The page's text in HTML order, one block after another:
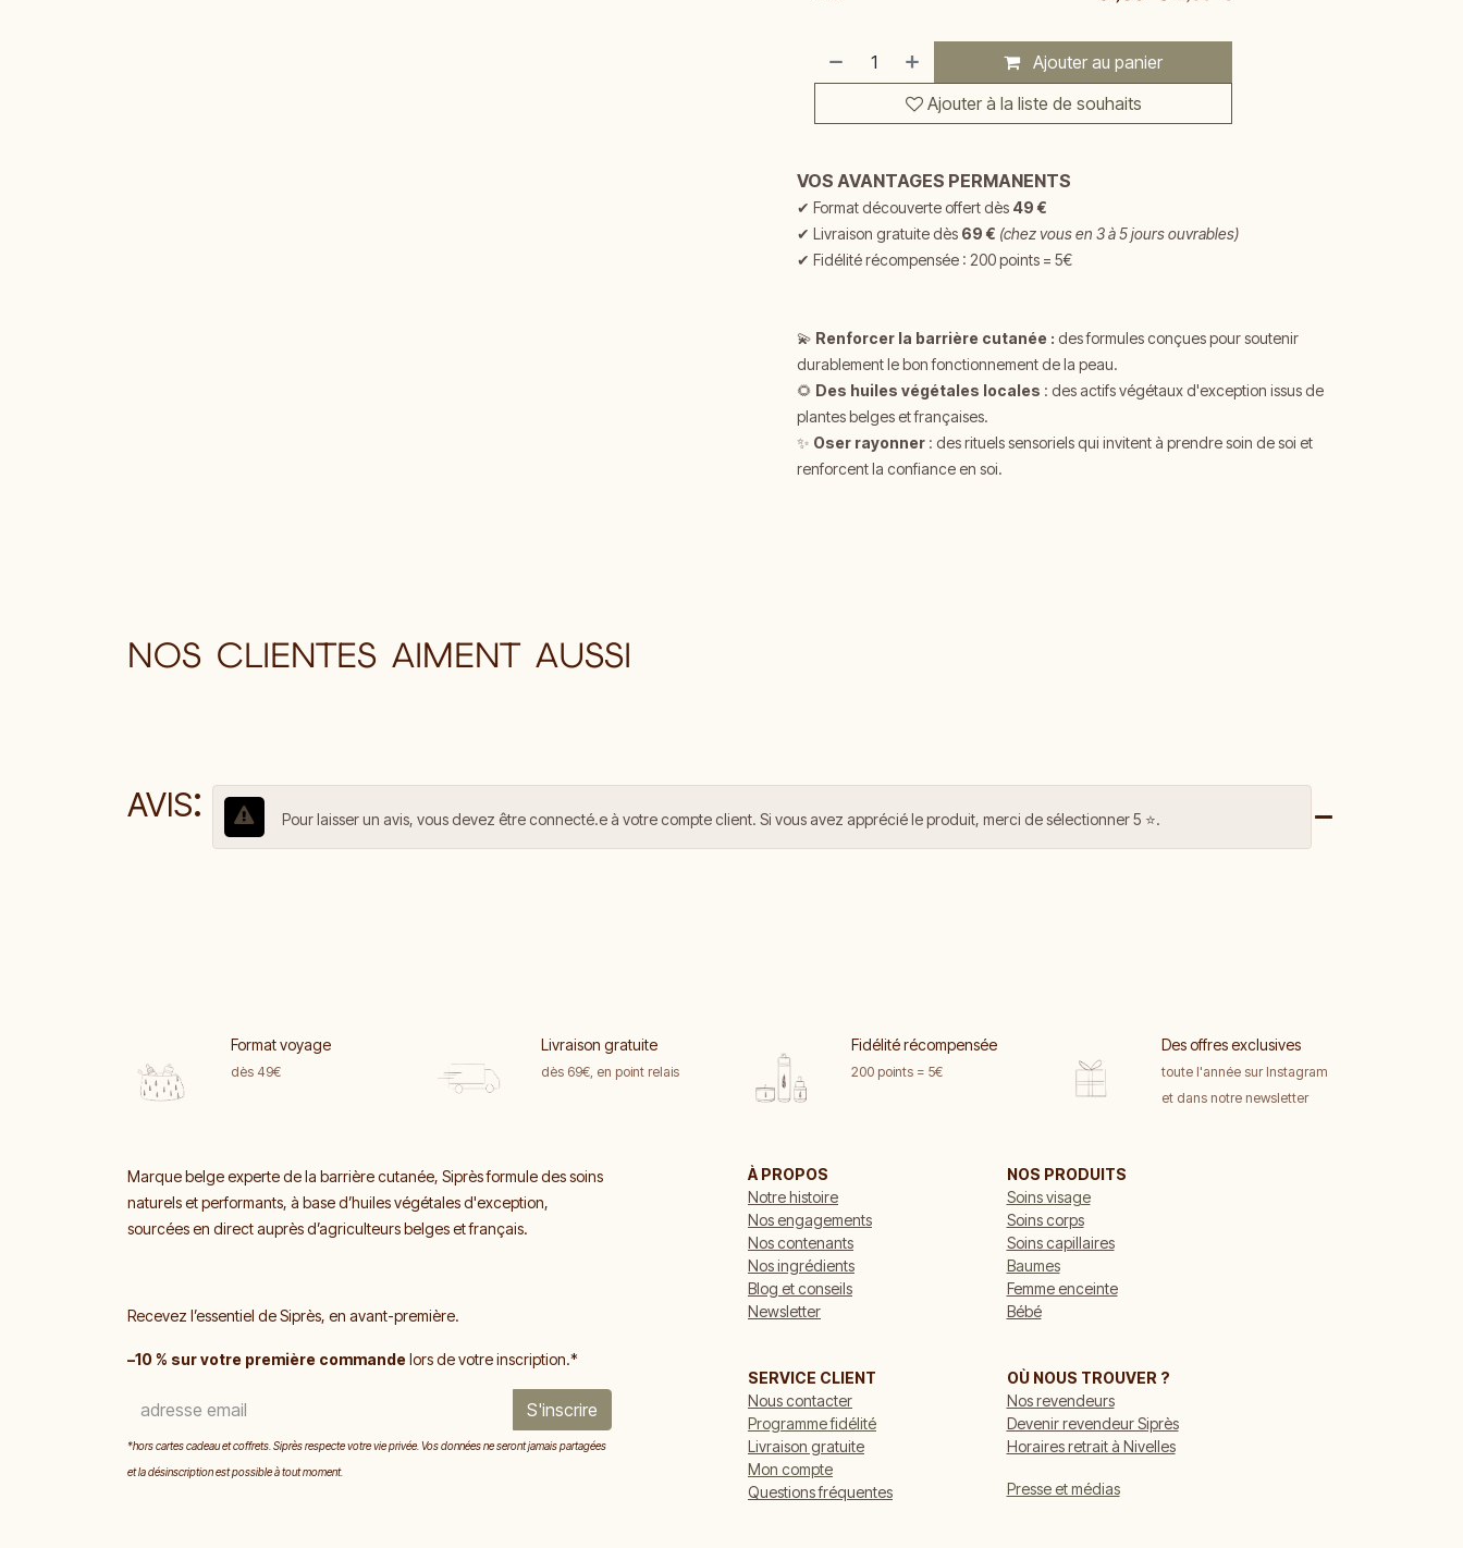
Ajouter au panier
Ajouter à la liste de souhaits
VOS AVANTAGES PERMANENTS
✔ Format découverte offert dès 49 €
✔ Livraison gratuite dès 69 € (chez vous en 3 à 5 jours ouvrables)
✔ Fidélité récompensée : 200 points = 5€
💫 Renforcer la barrière cutanée : des formules conçues pour soutenir
durablement le bon fonctionnement de la peau.
🌻 Des huiles végétales locales : des actifs végétaux d'exception issus de
plantes belges et françaises.
✨ Oser rayonner : des rituels sensoriels qui invitent à prendre soin de soi et
renforcent la confiance en soi.
NOS CLIENTES AIMENT AUSSI
AVIS: Pour laisser un avis, vous devez être connecté.e à votre compte client. Si vous avez apprécié le produit, merci de sélectionner 5 ⭐️.
Format voyage
dès 49€
Livraison gratuite
dès 69€, en point relais
Fidélité récompensée
200 points = 5€
Des offres exclusives
toute l'année sur Instagram
et dans notre newsletter
Marque belge experte de la barrière cutanée, Siprès formule des soins
naturels et performants, à base d’huiles végétales d'exception,
sourcées en direct auprès d’agriculteurs belges et français.
Recevez l’essentiel de Siprès, en avant-première.
–10 % sur votre première commandelors de votre inscription.*
S'inscrire
*hors cartes cadeau et coffrets. Siprès respecte votre vie privée. Vos données ne seront jamais partagées
et la désinscription est possible à tout moment.
À PROPOS
Notre histoire
Nos engagements
Nos contenants
Nos ingrédients
Blog et conseils
Newsletter
SERVICE CLIENT
Nous contacter
Programme fidélité
Livraison gratuite
Mon compte
Questions fréquentes
NOS PRODUITS
Soins visage
Soins corps
Soins capillaires
Baumes
Femme enceinte
Bébé
OÙ NOUS TROUVER ?
Nos revendeurs
Devenir revendeur Siprès
Horaires retrait à Nivelles
Presse et médias